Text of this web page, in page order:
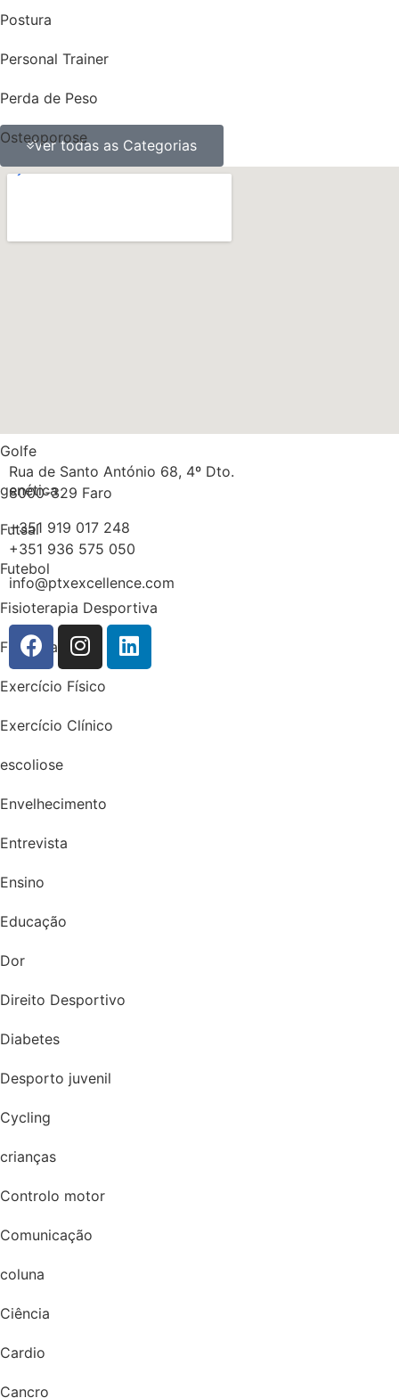
Postura
Personal Trainer
Perda de Peso
Osteoporose
ossos
Golfe
genética
Futsal
Futebol
Fisioterapia Desportiva
Fisioterapia
Exercício Físico
Exercício Clínico
escoliose
Envelhecimento
Entrevista
Ensino
Educação
Dor
Direito Desportivo
Diabetes
Desporto juvenil
Cycling
crianças
Controlo motor
Comunicação
coluna
Ciência
Cardio
Cancro
Ver todas as Categorias
Rua de Santo António 68, 4º Dto.
8000-329 Faro
+351 919 017 248
+351 936 575 050
info@ptxexcellence.com